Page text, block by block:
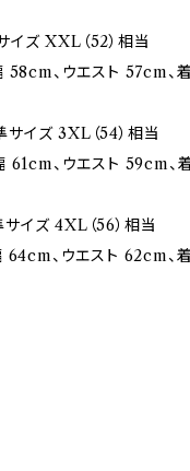
ズ XXL（52）相当
58cm、ウエスト 57cm、
イズ 3XL（54）相当
61cm、ウエスト 59cm、
イズ 4XL（56）相当
64cm、ウエスト 62cm、